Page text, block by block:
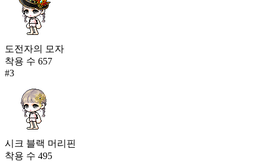
도전자의 모자
착용 수 657
#3
시크 블랙 머리핀
착용 수 495